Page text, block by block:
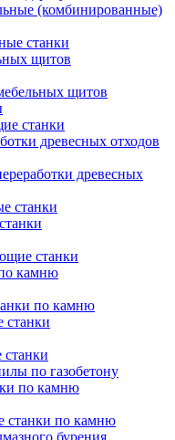
(комбинированные)
станки
щитов
щитов
станки
древесных отходов
древесных
станки
станки
камню
по камню
станки
станки
по газобетону
по камню
станки по камню
бурения